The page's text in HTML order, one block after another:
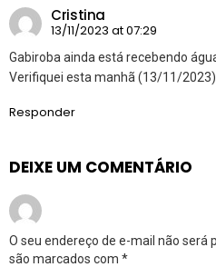
Cristina
13/11/2023 at 07:29
Gabiroba ainda está recebendo
Verifiquei esta manhã (13/11/2023).
Responder
DEIXE UM COMENTÁRIO
O seu endereço de e-mail não será
são marcados com *